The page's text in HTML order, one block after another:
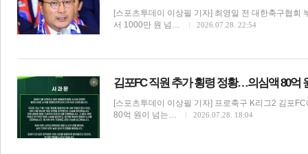
[스포츠투데이 이상필 기자] 최영일 전 대한축구협회
서 1000만 원 넘…
2026.07.28. 22:54
김포FC 직원 추가 횡령 정황…의심액 80억
[스포츠투데이 이상필 기자] 프로축구 K리그2 김포
80억 원이 넘는…
2026.07.28. 18:04